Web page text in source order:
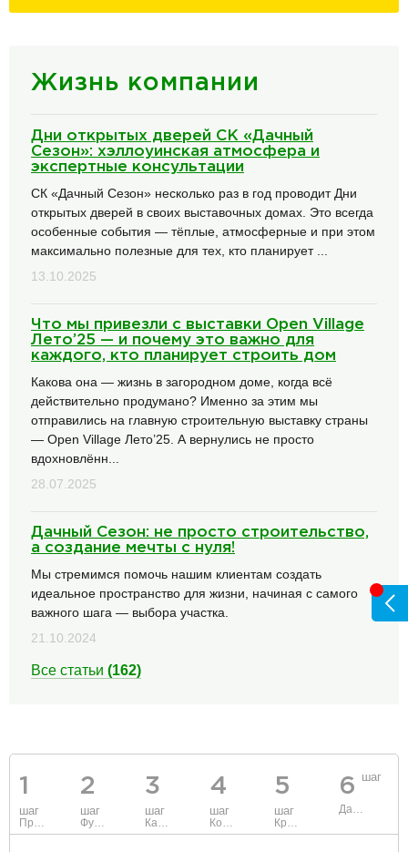
Жизнь компании
Дни открытых дверей СК «Дачный
Сезон»: хэллоуинская атмосфера и
экспертные консультации
СК «Дачный Сезон» несколько раз в год проводит Дни
открытых дверей в своих выставочных домах. Это всегда
особенные события — тёплые, атмосферные и при этом
максимально полезные для тех, кто планирует ...
13.10.2025
Что мы привезли с выставки Open Village
Лето’25 — и почему это важно для
каждого, кто планирует строить дом
Какова она — жизнь в загородном доме, когда всё
действительно продумано? Именно за этим мы
отправились на главную строительную выставку страны
— Open Village Лето’25. А вернулись не просто
вдохновлённ...
28.07.2025
Дачный Сезон: не просто строительство,
а создание мечты с нуля!
Мы стремимся помочь нашим клиентам создать
идеальное пространство для жизни, начиная с самого
важного шага — выбора участка.
21.10.2024
Все статьи (162)
1
шаг
Проект
2
шаг
Фундамент
3
шаг
Каркас и стены
4
шаг
Коммуникации
5
шаг
Крыша
6 шаг
Данные